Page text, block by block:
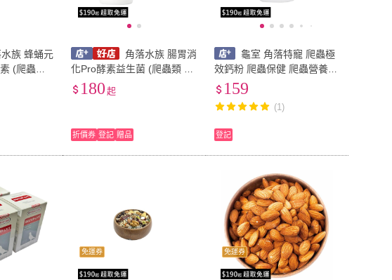
族 蜂蛹元
(爬蟲類
角落水族 腸胃消
化Pro酵素益生菌 (爬蟲類 兩
棲類)
180 起
折價券 登記 贈品
龜室 角落特寵 爬蟲極
效鈣粉 爬蟲保健 爬蟲營養
爬蟲鈣粉 守宮鈣粉 陸龜鈣粉
蛙
159
(1)
登記
免運券 免運券